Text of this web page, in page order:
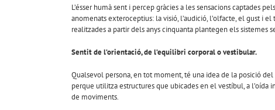
L’ésser humà sent i percep gràcies a les sensacions captades
anomenats exteroceptius: la visió, l’audició, l’olfacte, el gust i
realitzades a partir dels anys cinquanta plantegen els sistemes
Sentit de l’orientació, de l’equilibri corporal o vestibular.
Qualsevol persona, en tot moment, té una idea de la posició
perque utilitza estructures que ubicades en el vestíbul, a
de moviments.